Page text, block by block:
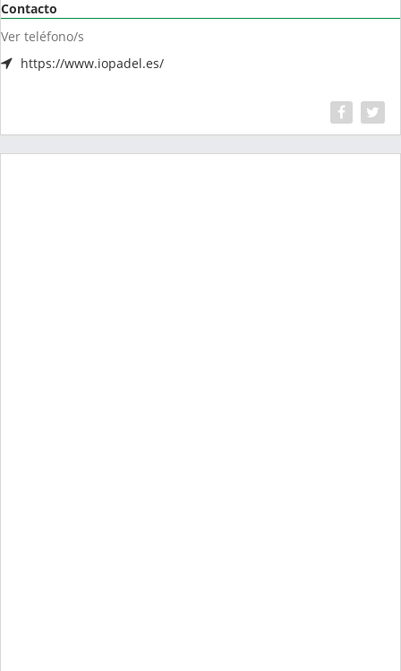
Contacto
Ver teléfono/s
https://www.iopadel.es/